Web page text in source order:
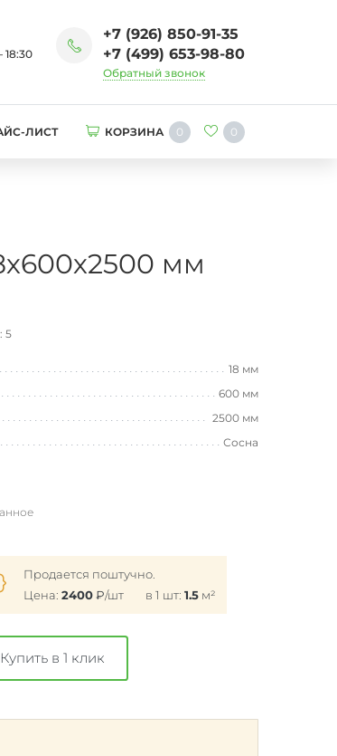
+7 (926) 850-91-35
+7 (499) 653-98-80
Обратный звонок
ЛИСТ КОРЗИНА 0 0
мм
5
18 мм
600 мм
2500 мм
Сосна
Продается поштучно.
Цена: 2400₽/шт в 1 шт: 1.5 м²
Купить в 1 клик